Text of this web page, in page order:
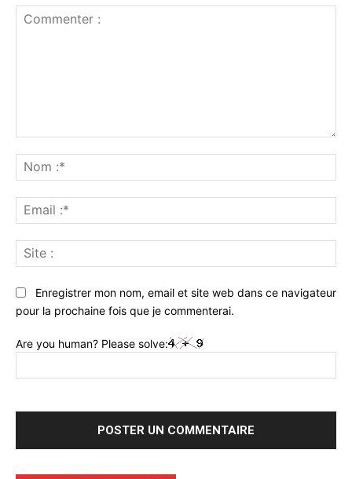
:*
:*
:
Enregistrer mon nom, email et site web dans ce navigateur
pour la prochaine fois que je commenterai.
Are you human? Please solve: